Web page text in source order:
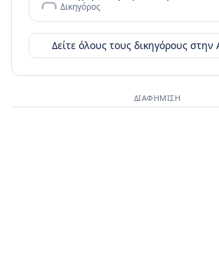
Δικηγόρος
Δείτε όλους τους δικηγόρους στην
ΔΙΑΦΉΜΙΣΗ